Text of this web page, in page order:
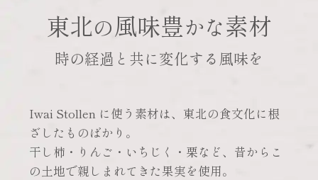
東北の風味豊かな素材
時の経過と共に変化する風味を
Iwai Stollen に使う素材は、東北の食文化に根
ざしたものばかり。
干し柿・りんご・いちじく・栗など、昔からこ
の土地で親しまれてきた果実を使用。